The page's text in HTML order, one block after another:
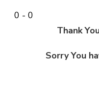
0 - 0
Thank
Sorry You